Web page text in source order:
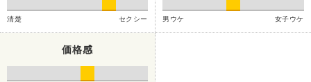
清楚 セクシー 男ウケ 女子ウケ
価格感